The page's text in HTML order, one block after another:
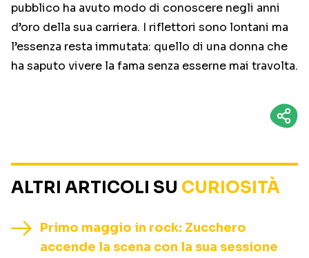
pubblico ha avuto modo di conoscere negli anni
d’oro della sua carriera. I riflettori sono lontani ma
l’essenza resta immutata: quello di una donna che
ha saputo vivere la fama senza esserne mai travolta.
ALTRI ARTICOLI SU CURIOSITÀ
Primo maggio in rock: Zucchero
accende la scena con la sua sessione